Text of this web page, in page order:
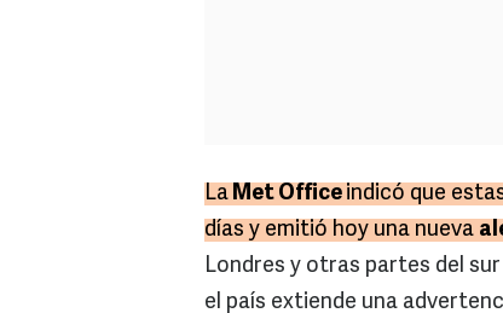
La Met Office indicó que
días y emitió hoy una nueva
Londres y otras partes del
el país extiende una